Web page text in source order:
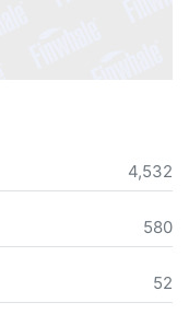
4,532
580
52